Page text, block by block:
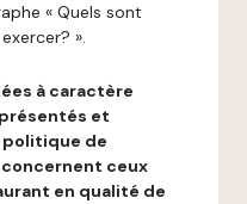
« Quels sont
».
à caractère
et
de
ceux
en qualité de